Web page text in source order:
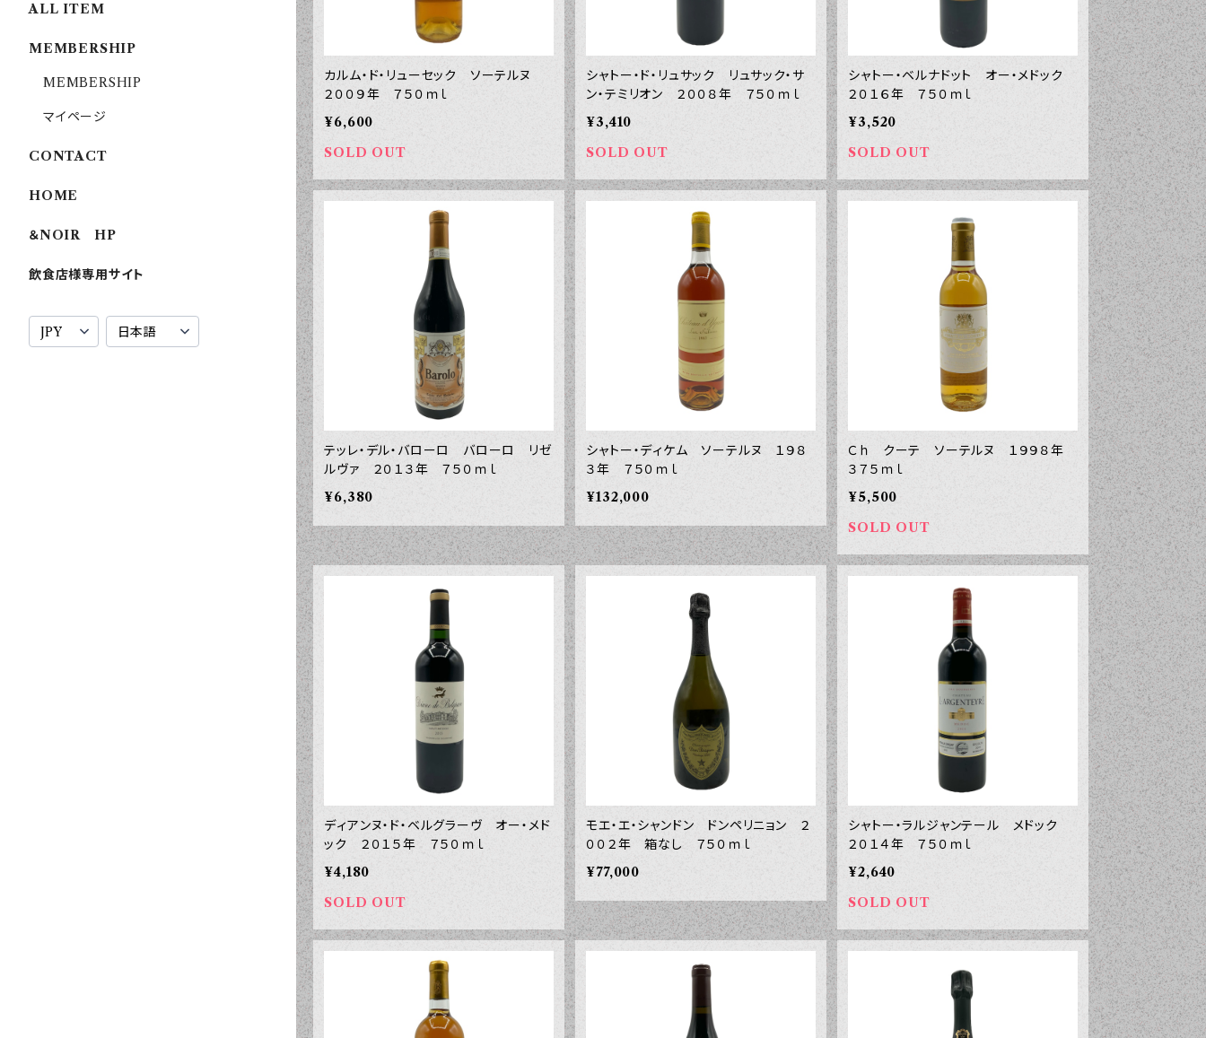
カルム・ド・リューセック ソーテルヌ
２００９年 ７５０ｍｌ
¥6,600
SOLD OUT
シャトー・ド・リュサック リュサック・サ
ン・テミリオン ２００８年 ７５０ｍｌ
¥3,410
SOLD OUT
シャトー・ベルナドット オー・メドック
２０１６年 ７５０ｍｌ
¥3,520
SOLD OUT
テッレ・デル・バローロ バローロ リゼ
ルヴァ ２０１３年 ７５０ｍｌ
¥6,380
シャトー・ディケム ソーテルヌ １９８
３年 ７５０ｍｌ
¥132,000
Ｃｈ クーテ ソーテルヌ １９９８年
３７５ｍｌ
¥5,500
SOLD OUT
ディアンヌ・ド・ベルグラーヴ オー・メド
ック ２０１５年 ７５０ｍｌ
¥4,180
SOLD OUT
モエ・エ・シャンドン ドンペリニョン ２
００２年 箱なし ７５０ｍｌ
¥77,000
シャトー・ラルジャンテール メドック
２０１４年 ７５０ｍｌ
¥2,640
SOLD OUT
ALL ITEM
MEMBERSHIP
MEMBERSHIP
マイページ
CONTACT
HOME
＆NOIR HP
飲食店様専用サイト